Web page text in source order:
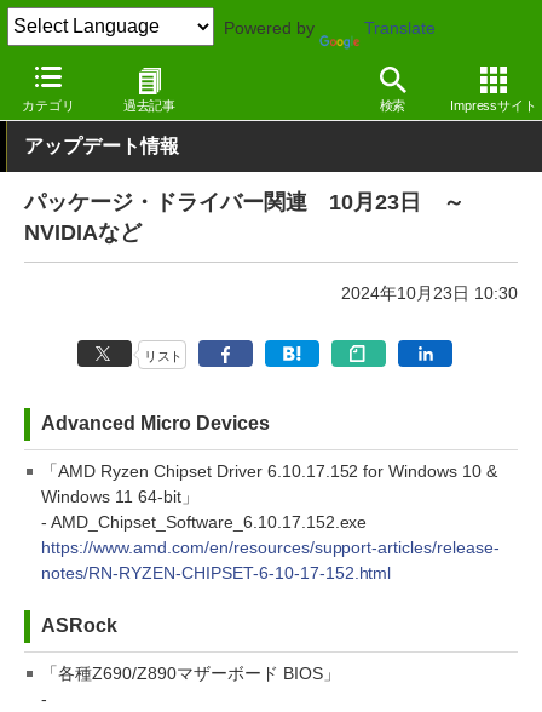
Powered by Translate
カテゴリ 過去記事 検索 Impressサイト
窓の杜 その他の話題 アップデート
アップデート情報
パッケージ・ドライバー関連 10月23日 ～
NVIDIAなど
2024年10月23日 10:30
リスト
Advanced Micro Devices
「AMD Ryzen Chipset Driver 6.10.17.152 for Windows 10 &
Windows 11 64-bit」
- AMD_Chipset_Software_6.10.17.152.exe
https://www.amd.com/en/resources/support-articles/release-
notes/RN-RYZEN-CHIPSET-6-10-17-152.html
ASRock
「各種Z690/Z890マザーボード BIOS」
-